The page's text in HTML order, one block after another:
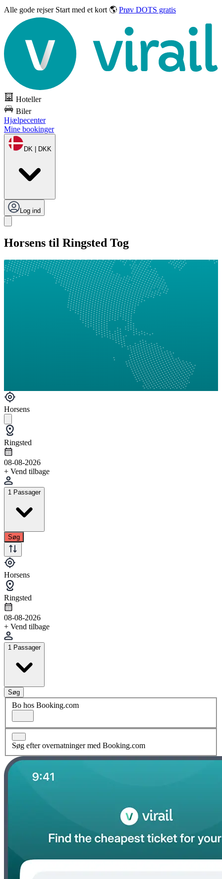
Alle gode rejser Start med et kort 🌎 Prøv DOTS gratis
Hoteller
Biler
Hjælpecenter
Mine bookinger
DK | DKK
Log ind
Horsens til Ringsted Tog
Horsens
Ringsted
08-08-2026
+ Vend tilbage
1 Passager
Søg
Horsens
Ringsted
08-08-2026
+ Vend tilbage
1 Passager
Søg
Bo hos Booking.com
Søg efter overnatninger med Booking.com